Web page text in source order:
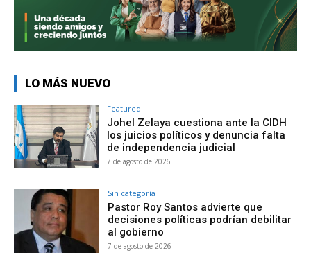
LO MÁS NUEVO
Featured
Johel Zelaya cuestiona ante la CIDH
los juicios políticos y denuncia falta
de independencia judicial
7 de agosto de 2026
Sin categoría
Pastor Roy Santos advierte que
decisiones políticas podrían debilitar
al gobierno
7 de agosto de 2026